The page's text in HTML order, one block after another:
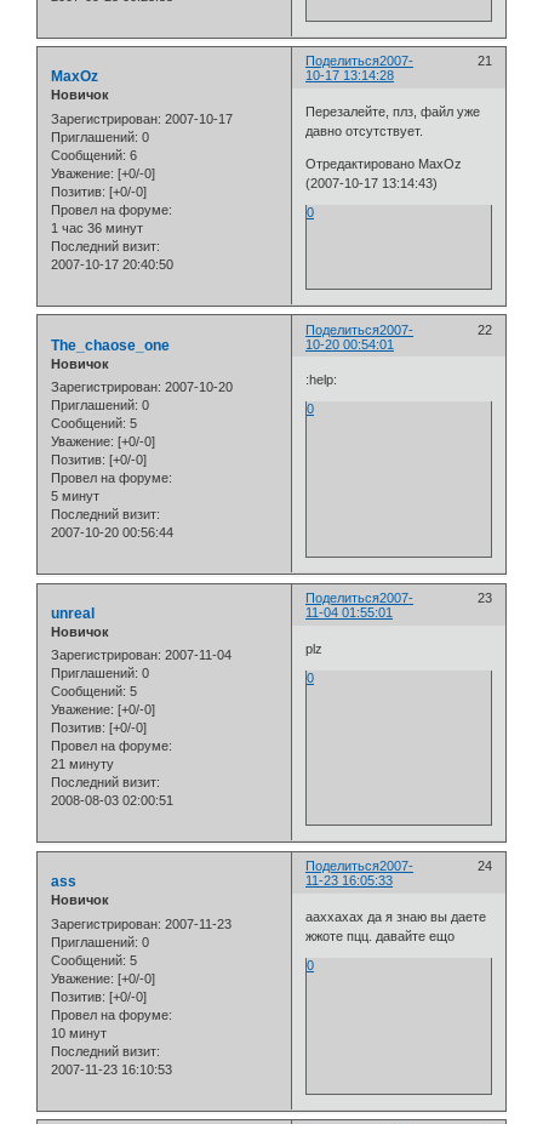
Поделиться 21
2007-
10-17 13:14:28
MaxOz
Новичок
Зарегистрирован: 2007-10-17
Приглашений: 0
Сообщений: 6
Уважение: [+0/-0]
Позитив: [+0/-0]
Провел на форуме:
1 час 36 минут
Последний визит:
2007-10-17 20:40:50
Перезалейте, плз, файл уже
давно отсутствует.
Отредактировано MaxOz
(2007-10-17 13:14:43)
0
Поделиться 22
2007-
10-20 00:54:01
The_chaose_one
Новичок
Зарегистрирован: 2007-10-20
Приглашений: 0
Сообщений: 5
Уважение: [+0/-0]
Позитив: [+0/-0]
Провел на форуме:
5 минут
Последний визит:
2007-10-20 00:56:44
:help:
0
Поделиться 23
2007-
11-04 01:55:01
unreal
Новичок
Зарегистрирован: 2007-11-04
Приглашений: 0
Сообщений: 5
Уважение: [+0/-0]
Позитив: [+0/-0]
Провел на форуме:
21 минуту
Последний визит:
2008-08-03 02:00:51
plz
0
Поделиться 24
2007-
11-23 16:05:33
ass
Новичок
Зарегистрирован: 2007-11-23
Приглашений: 0
Сообщений: 5
Уважение: [+0/-0]
Позитив: [+0/-0]
Провел на форуме:
10 минут
Последний визит:
2007-11-23 16:10:53
ааххахах да я знаю вы даете
жжоте пцц. давайте ещо
0